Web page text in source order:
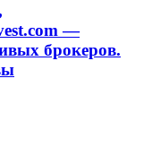
—
брокеров.